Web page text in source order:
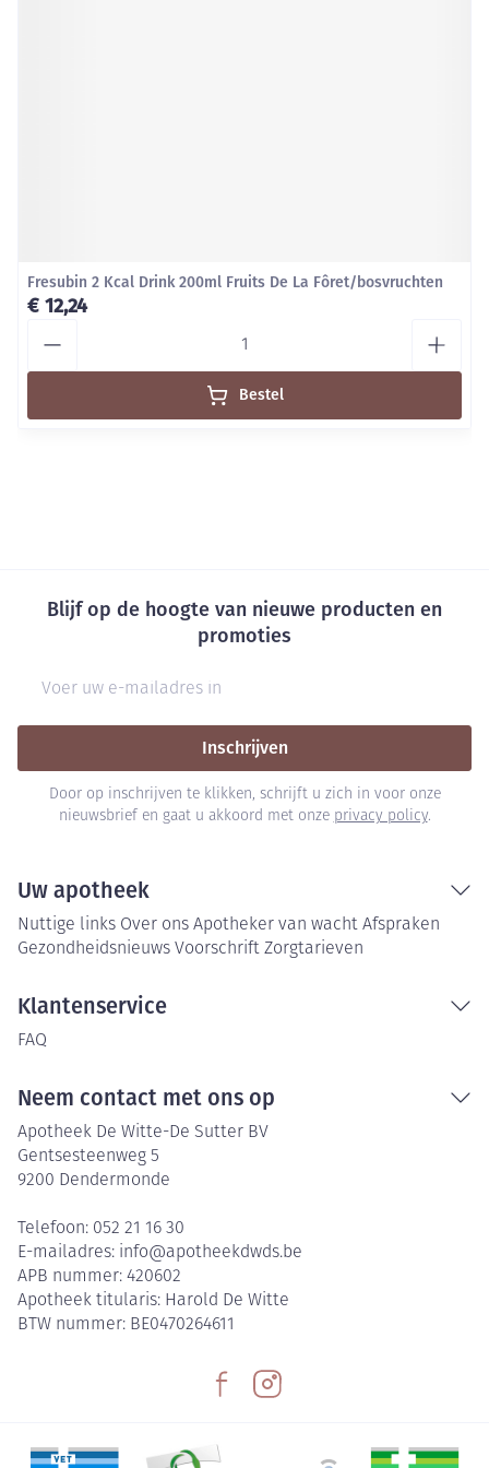
Fresubin 2 Kcal Drink 200ml Fruits De La Fôret/bosvruchten
€ 12,24
Bestel
Blijf op de hoogte van nieuwe producten en
promoties
Inschrijven
Door op inschrijven te klikken, schrijft u zich in voor onze
nieuwsbrief en gaat u akkoord met onze privacy policy.
Uw apotheek
Nuttige links Over ons Apotheker van wacht Afspraken
Gezondheidsnieuws Voorschrift Zorgtarieven
Klantenservice
FAQ
Neem contact met ons op
Apotheek De Witte-De Sutter BV
Gentsesteenweg 5
9200 Dendermonde
Telefoon: 052 21 16 30
E-mailadres: info@apotheekdwds.be
APB nummer: 420602
Apotheek titularis: Harold De Witte
BTW nummer: BE0470264611